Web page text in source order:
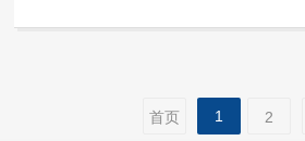
首页 1 2